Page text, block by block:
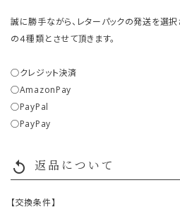
誠に勝手ながら、レターパックの発送を選
の４種類とさせて頂きます。
○クレジット決済
○AmazonPay
○PayPal
○PayPay
replay 返品について
【交換条件】